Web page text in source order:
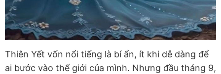
Thiên Yết vốn nổi tiếng là bí ẩn, ít khi dễ dàng để
ai bước vào thế giới của mình. Nhưng đầu tháng 9,